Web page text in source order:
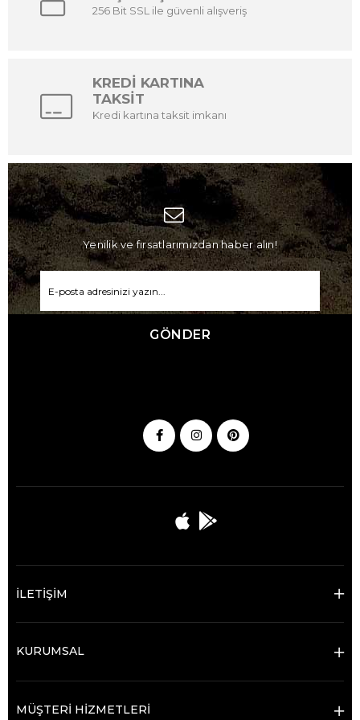
256 Bit SSL ile güvenli alışveriş
KREDİ KARTINA
TAKSİT
Kredi kartına taksit imkanı
Yenilik ve fırsatlarımızdan haber alın!
GÖNDER
İLETİŞİM
KURUMSAL
MÜŞTERİ HİZMETLERİ